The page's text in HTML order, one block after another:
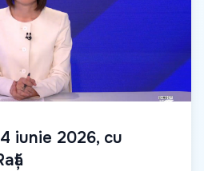
iunie 2026, cu